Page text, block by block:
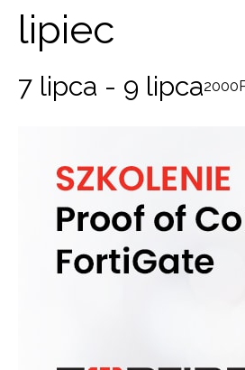
lipiec
7 lipca - 9 lipca